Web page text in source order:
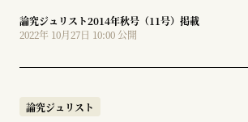
論究ジュリスト2014年秋号（11号）掲載
2022年 10月27日 10:00 公開
論究ジュリスト